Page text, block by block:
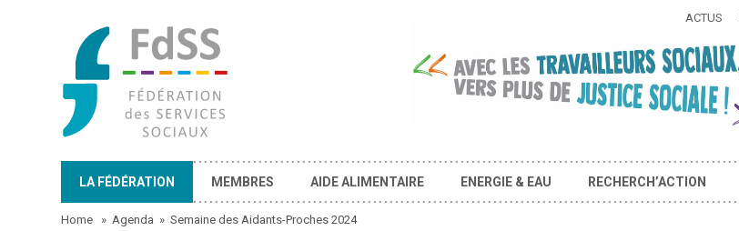
ACTUS
LA FÉDÉRATION MEMBRES AIDE ALIMENTAIRE ENERGIE & EAU RECHERCH’ACTION
Home »Agenda »Semaine des Aidants-Proches 2024